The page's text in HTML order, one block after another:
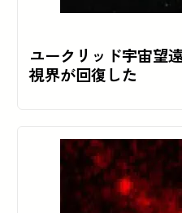
ユークリッド宇宙望
視界が回復した